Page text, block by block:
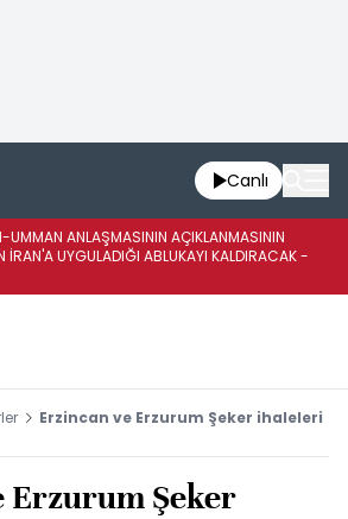
Canlı
UMMAN ANLAŞMASININ AÇIKLANMASININ
İRAN'A UYGULADIĞI ABLUKAYI KALDIRACAK -
Erzincan ve Erzurum Şeker ihaleleri
Erzurum Şeker